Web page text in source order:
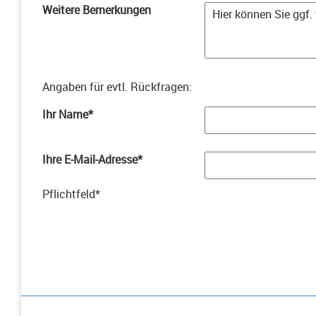
Weitere Bemerkungen
Angaben für evtl. Rückfragen:
Ihr Name*
Ihre E-Mail-Adresse*
Pflichtfeld*